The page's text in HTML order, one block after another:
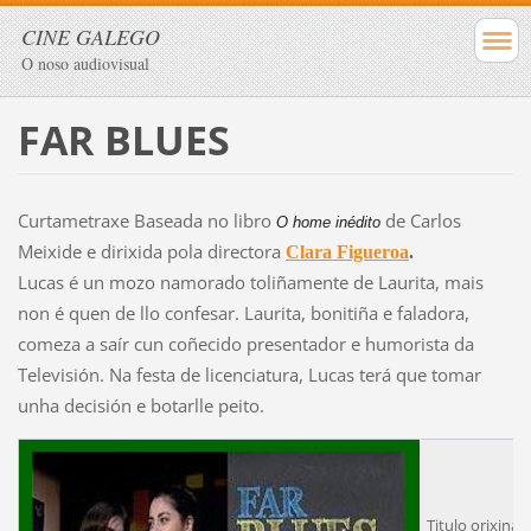
CINE GALEGO
O noso audiovisual
FAR BLUES
Curtametraxe Baseada no libro O home inédito de Carlos
Meixide e dirixida pola directora Clara Figueroa.
Lucas é un mozo namorado toliñamente de Laurita, mais
non é quen de llo confesar. Laurita, bonitiña e faladora,
comeza a saír cun coñecido presentador e humorista da
Televisión. Na festa de licenciatura, Lucas terá que tomar
unha decisión e botarlle peito.
Titulo orixinal: